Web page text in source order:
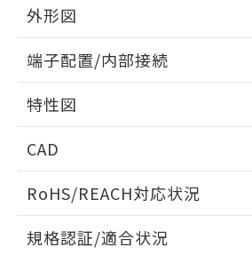
外形図
外形図
端子配置/内部接続
端子配置/内部接続
特性図
電気的寿命曲線
CAD
ドすることができます。
RoHS/REACH対応状況
規格認証/適合状況
り、2022年1月12日より割愛し
す。